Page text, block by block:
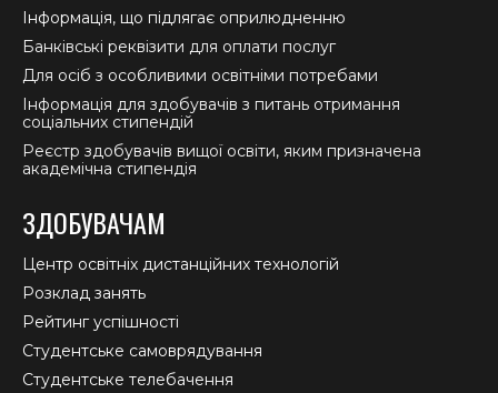
Інформація, що підлягає оприлюдненню
Банківські реквізити для оплати послуг
Для осіб з особливими освітніми потребами
Інформація для здобувачів з питань отримання
соціальних стипендій
Реєстр здобувачів вищої освіти, яким призначена
академічна стипендія
ЗДОБУВАЧАМ
Центр освітніх дистанційних технологій
Розклад занять
Рейтинг успішності
Студентське самоврядування
Студентське телебачення